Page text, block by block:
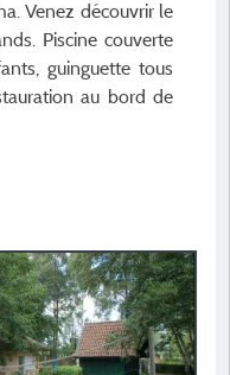
Venez découvrir le
Piscine couverte
guinguette tous
au bord de